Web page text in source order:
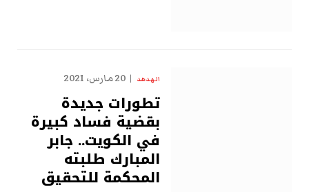
الهدهد 20 مارس، 2021
تطورات جديدة
بقضية فساد كبيرة
في الكويت.. جابر
المبارك طلبته
المحكمة للتحقيق